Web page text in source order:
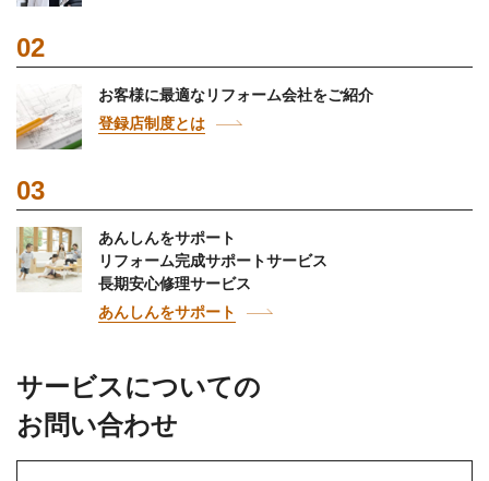
02
お客様に最適なリフォーム会社をご紹介
登録店制度とは
03
あんしんをサポート
リフォーム完成サポートサービス
長期安心修理サービス
あんしんをサポート
サービスについての
お問い合わせ